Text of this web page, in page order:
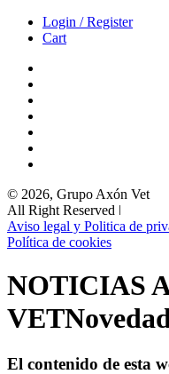
Login / Register
Cart
© 2026, Grupo Axón Vet
All Right Reserved ǀ
Aviso legal y Politica de
Política de cookies
NOTICIAS
VET
El contenido de esta